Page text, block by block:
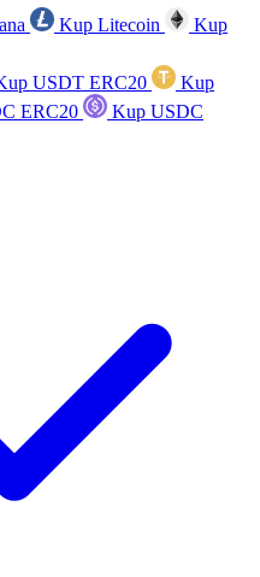
Kup Litecoin
Kup
USDT ERC20
Kup
ERC20
Kup USDC